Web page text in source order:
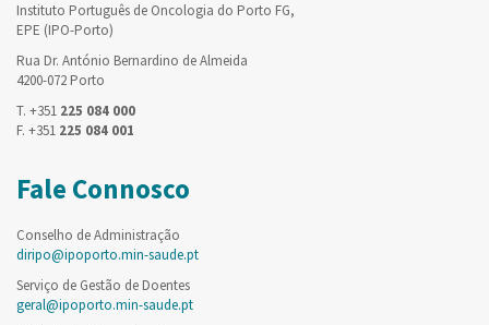
Instituto Português de Oncologia do Porto FG,
EPE (IPO-Porto)
Rua Dr. António Bernardino de Almeida
4200-072 Porto
T. +351 225 084 000
F. +351 225 084 001
Fale Connosco
Conselho de Administração
diripo@ipoporto.min-saude.pt
Serviço de Gestão de Doentes
geral@ipoporto.min-saude.pt